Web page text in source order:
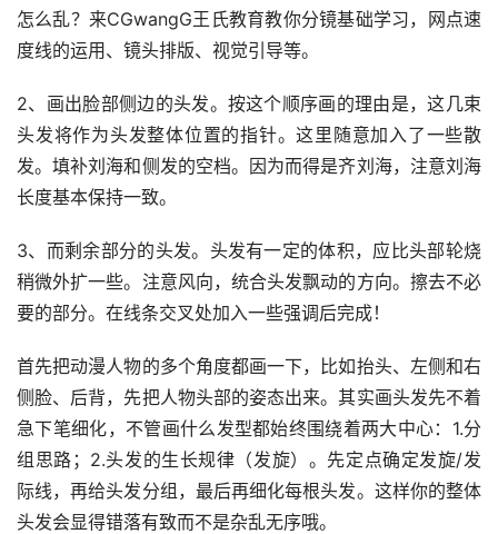
怎么乱？来CGwangG王氏教育教你分镜基础学习，网点速
度线的运用、镜头排版、视觉引导等。
2、画出脸部侧边的头发。按这个顺序画的理由是，这几束
头发将作为头发整体位置的指针。这里随意加入了一些散
发。填补刘海和侧发的空档。因为而得是齐刘海，注意刘海
长度基本保持一致。
3、而剩余部分的头发。头发有一定的体积，应比头部轮烧
稍微外扩一些。注意风向，统合头发飘动的方向。擦去不必
要的部分。在线条交叉处加入一些强调后完成！
首先把动漫人物的多个角度都画一下，比如抬头、左侧和右
侧脸、后背，先把人物头部的姿态出来。其实画头发先不着
急下笔细化，不管画什么发型都始终围绕着两大中心：1.分
组思路；2.头发的生长规律（发旋）。先定点确定发旋/发
际线，再给头发分组，最后再细化每根头发。这样你的整体
头发会显得错落有致而不是杂乱无序哦。